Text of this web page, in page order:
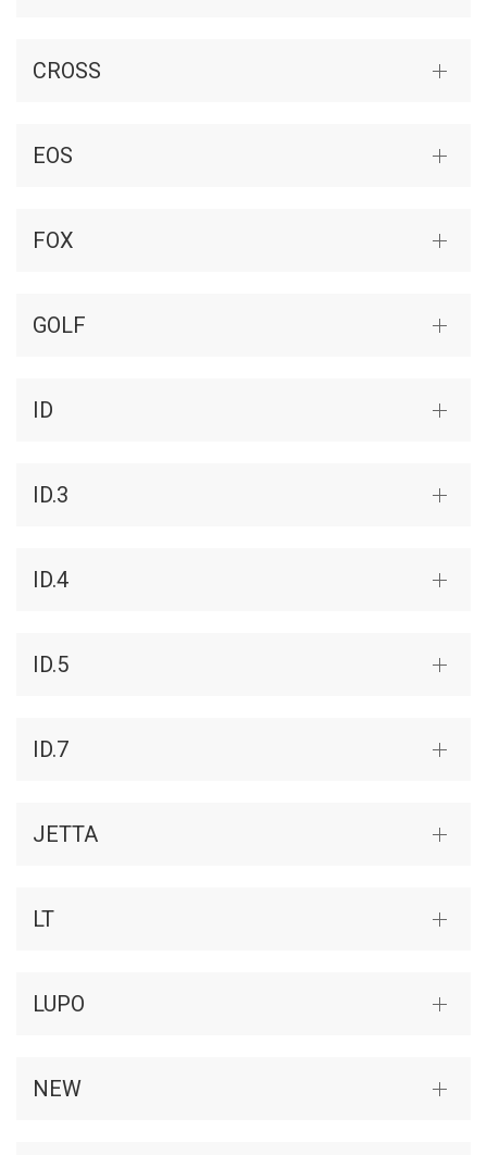
CROSS
EOS
FOX
GOLF
ID
ID.3
ID.4
ID.5
ID.7
JETTA
LT
LUPO
NEW